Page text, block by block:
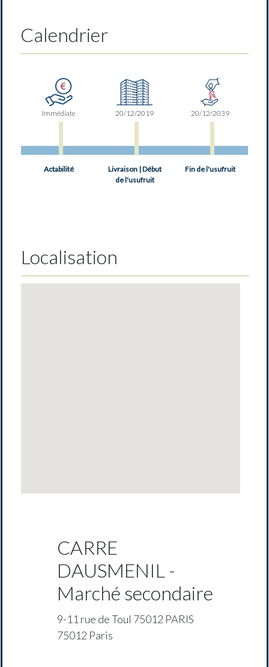
Calendrier
Immédiate 20/12/2019 20/12/2039
Actabilité
Livraison | Début
de l'usufruit
Fin de l'usufruit
Localisation
CARRE
DAUSMENIL -
Marché secondaire
9-11 rue de Toul 75012 PARIS
75012 Paris